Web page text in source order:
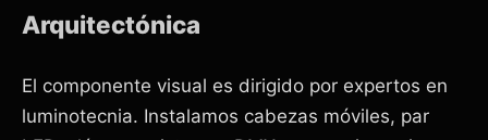
Arquitectónica
El componente visual es dirigido por expertos en
luminotecnia. Instalamos cabezas móviles, par